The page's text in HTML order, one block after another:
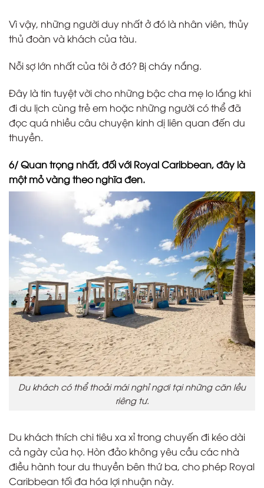
Vì vậy, những người duy nhất ở đó là nhân viên, thủy
thủ đoàn và khách của tàu.
Nỗi sợ lớn nhất của tôi ở đó? Bị cháy nắng.
Đây là tin tuyệt vời cho những bậc cha mẹ lo lắng khi
đi du lịch cùng trẻ em hoặc những người có thể đã
đọc quá nhiều câu chuyện kinh dị liên quan đến du
thuyền.
6/ Quan trọng nhất, đối với Royal Caribbean, đây là
một mỏ vàng theo nghĩa đen.
Du khách có thể thoải mái nghỉ ngơi tại những căn lều
riêng tư.
Du khách thích chi tiêu xa xỉ trong chuyến đi kéo dài
cả ngày của họ. Hòn đảo không yêu cầu các nhà
điều hành tour du thuyền bên thứ ba, cho phép Royal
Caribbean tối đa hóa lợi nhuận này.